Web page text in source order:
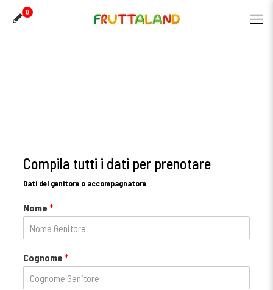
0
Compila tutti i dati per prenotare
Dati del genitore o accompagnatore
Nome *
Cognome *